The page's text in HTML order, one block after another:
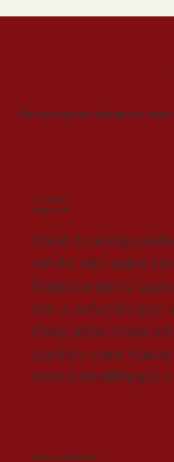
Serviços personalizados
Captação e
Prospecção
Você é
ainda não sabe
financiamento
ser a solução que
Para obter mais
contato com
Gestão de Recursos